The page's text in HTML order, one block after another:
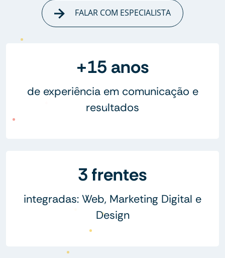
FALAR COM ESPECIALISTA
+15 anos
de experiência em comunicação e
resultados
3 frentes
integradas: Web, Marketing Digital e
Design